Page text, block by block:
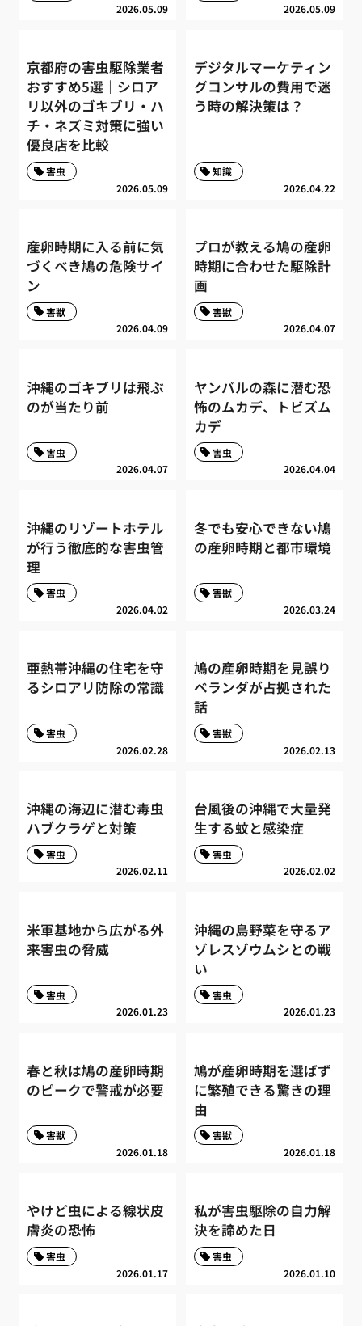
2026.05.09 2026.05.09
京都府の害虫駆除業者
おすすめ5選｜シロア
リ以外のゴキブリ・ハ
チ・ネズミ対策に強い
優良店を比較
2026.05.09
害虫
デジタルマーケティン
グコンサルの費用で迷
う時の解決策は？
2026.04.22
知識
産卵時期に入る前に気
づくべき鳩の危険サイ
ン
2026.04.09
害獣
プロが教える鳩の産卵
時期に合わせた駆除計
画
2026.04.07
害獣
沖縄のゴキブリは飛ぶ
のが当たり前
2026.04.07
害虫
ヤンバルの森に潜む恐
怖のムカデ、トビズム
カデ
2026.04.04
害虫
沖縄のリゾートホテル
が行う徹底的な害虫管
理
2026.04.02
害虫
冬でも安心できない鳩
の産卵時期と都市環境
2026.03.24
害獣
亜熱帯沖縄の住宅を守
るシロアリ防除の常識
2026.02.28
害虫
鳩の産卵時期を見誤り
ベランダが占拠された
話
2026.02.13
害獣
沖縄の海辺に潜む毒虫
ハブクラゲと対策
2026.02.11
害虫
台風後の沖縄で大量発
生する蚊と感染症
2026.02.02
害虫
米軍基地から広がる外
来害虫の脅威
2026.01.23
害虫
沖縄の島野菜を守るア
ゾレスゾウムシとの戦
い
2026.01.23
害虫
春と秋は鳩の産卵時期
のピークで警戒が必要
2026.01.18
害獣
鳩が産卵時期を選ばず
に繁殖できる驚きの理
由
2026.01.18
害獣
やけど虫による線状皮
膚炎の恐怖
2026.01.17
害虫
私が害虫駆除の自力解
決を諦めた日
2026.01.10
害虫